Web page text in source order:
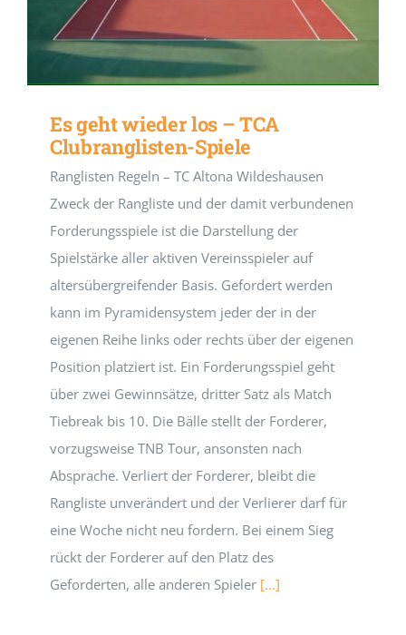
Es geht wieder los – TCA
Clubranglisten-Spiele
Ranglisten Regeln – TC Altona Wildeshausen
Zweck der Rangliste und der damit verbundenen
Forderungsspiele ist die Darstellung der
Spielstärke aller aktiven Vereinsspieler auf
altersübergreifender Basis. Gefordert werden
kann im Pyramidensystem jeder der in der
eigenen Reihe links oder rechts über der eigenen
Position platziert ist. Ein Forderungsspiel geht
über zwei Gewinnsätze, dritter Satz als Match
Tiebreak bis 10. Die Bälle stellt der Forderer,
vorzugsweise TNB Tour, ansonsten nach
Absprache. Verliert der Forderer, bleibt die
Rangliste unverändert und der Verlierer darf für
eine Woche nicht neu fordern. Bei einem Sieg
rückt der Forderer auf den Platz des
Geforderten, alle anderen Spieler [...]